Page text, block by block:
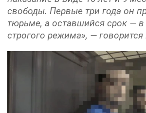
свободы. Первые три года он
тюрьме, а оставшийся срок —
строгого режима», —